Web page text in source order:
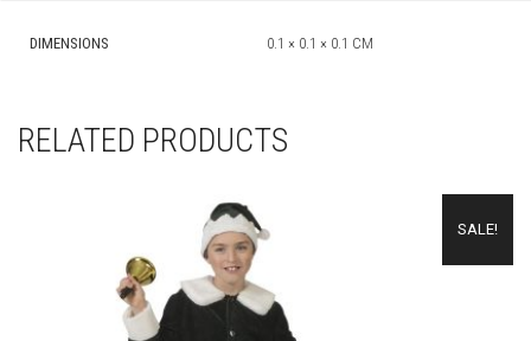
DIMENSIONS 0.1 × 0.1 × 0.1 CM
RELATED PRODUCTS
SALE!